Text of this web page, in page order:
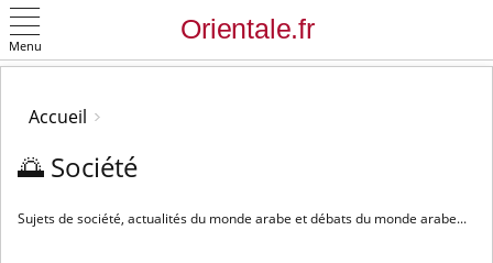
Menu
Accueil
🌅 Société
Sujets de société, actualités du monde arabe et débats du monde arabe...